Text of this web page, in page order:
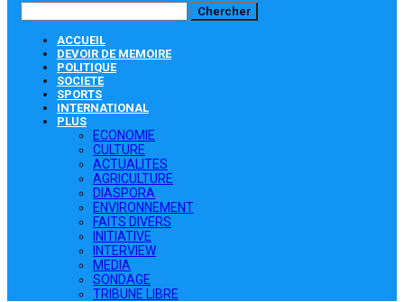
ACCUEIL
DEVOIR DE MEMOIRE
POLITIQUE
SOCIETE
SPORTS
INTERNATIONAL
PLUS
ECONOMIE
CULTURE
ACTUALITES
AGRICULTURE
DIASPORA
ENVIRONNEMENT
FAITS DIVERS
INITIATIVE
INTERVIEW
MEDIA
SONDAGE
TRIBUNE LIBRE